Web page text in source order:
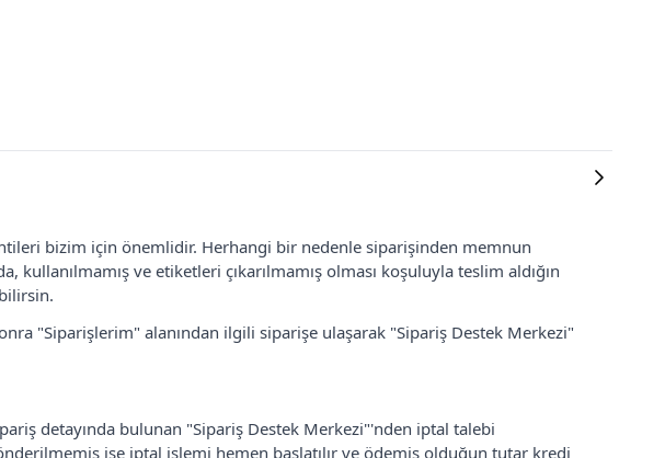
bizim için önemlidir. Herhangi bir nedenle siparişinden memnun
kullanılmamış ve etiketleri çıkarılmamış olması koşuluyla teslim aldığın
"Siparişlerim" alanından ilgili siparişe ulaşarak "Sipariş Destek Merkezi"
detayında bulunan "Sipariş Destek Merkezi"'nden iptal talebi
ise iptal işlemi hemen başlatılır ve ödemiş olduğun tutar kredi